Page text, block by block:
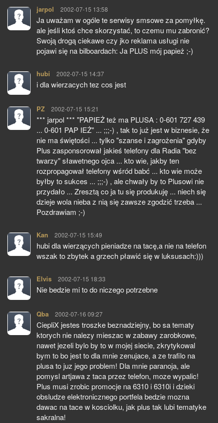
jarpol pisze:
2002-07-15 13:58
Ja uważam w ogóle te serwisy smsowe za pomyłkę.
ale jeśli ktoś chce skorzystać, to czemu mu zabronić?
Swoją drogą ciekawe czy jko reklama usługi nie
pojawi się na bilboardach: Ja PLUS mój papież ;-)
hubi pisze:
2002-07-15 14:37
i dla wierzacych tez cos jest
PZ pisze:
2002-07-15 15:21
*** jarpol *** "PAPIEŻ też ma PLUSA : 0-601 727 439
... 0-601 PAP IEŻ" ... ;;;-) , tak to już jest w biznesie, że
nie ma świętości ... tylko "szanse i zagrożenia" gdyby
Plus zasponsorował jakieś telefony dla Radia "bez
twarzy" sławetnego ojca ... kto wie, jakby ten
rozpropagował telefony wśród babć ... kto wie może
byłby to sukces ... ;;;-) , ale chwały by to Plusowi nie
przydało ... Zresztą co ja tu się produkuję ... niech się
dzieje wola nieba z nią się zawsze zgodzić trzeba ...
Pozdrawiam ;-)
Kan pisze:
2002-07-15 15:49
hubi dla wierzących pieniadze na tacę,a nie na telefon
wszak to zbytek a grzech pławić się w luksusach:)))
Elvis pisze:
2002-07-15 18:33
Nie bedzie mi to do niczego potrzebne
Qba pisze:
2002-07-16 09:27
CiepliX jestes troszke beznadziejny, bo sa tematy
ktorych nie nalezy mieszac w zabawy zarobkowe,
nawet jezeli bylo by to w mojej siecie, zkrytykowal
bym to bo jest to dla mnie zenujace, a ze trafilo na
plusa to juz jego problem! Dla mnie paranoja, ale
pomysl artjawa z taca przez telefon, moze wypalic!
Plus musi zrobic promocje na 6310 i 6310i i dzieki
obsludze elektronicznego portfela bedzie mozna
dawac na tace w kosciolku, jak plus tak lubi tematyke
sakralna!